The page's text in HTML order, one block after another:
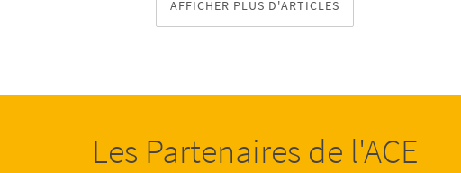
AFFICHER PLUS D'ARTICLES
Les Partenaires de l'ACE